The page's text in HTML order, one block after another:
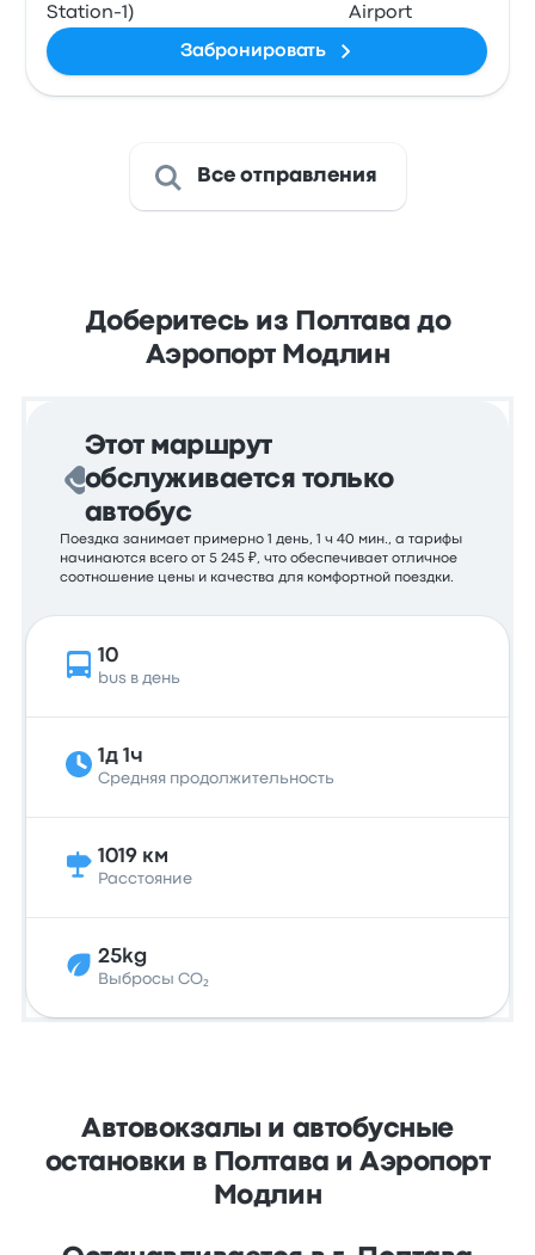
Station-1)
Airport
Забронировать
Все отправления
Доберитесь из Полтава до
Аэропорт Модлин
Этот маршрут
обслуживается только
автобус
Поездка занимает примерно 1 день, 1 ч 40 мин., а тарифы
начинаются всего от 5 245 ₽, что обеспечивает отличное
соотношение цены и качества для комфортной поездки.
10
bus в день
1д 1ч
Средняя продолжительность
1019 км
Расстояние
25kg
Выбросы CO₂
Автовокзалы и автобусные
остановки в Полтава и Аэропорт
Модлин